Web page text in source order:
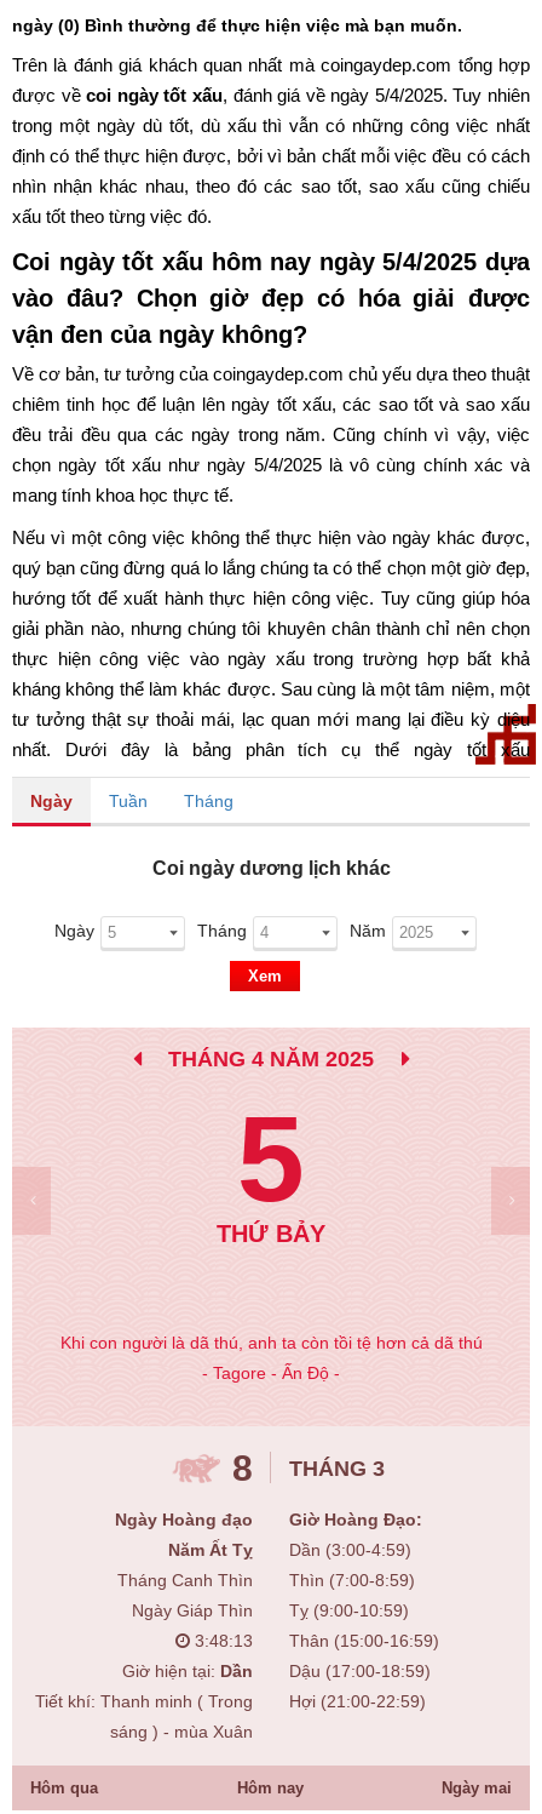
ngày (0) Bình thường để thực hiện việc mà bạn muốn.
Trên là đánh giá khách quan nhất mà coingaydep.com tổng hợp
được vềcoi ngày tốt xấu, đánh giá về ngày 5/4/2025. Tuy nhiên
trong một ngày dù tốt, dù xấu thì vẫn có những công việc nhất
định có thể thực hiện được, bởi vì bản chất mỗi việc đều có cách
nhìn nhận khác nhau, theo đó các sao tốt, sao xấu cũng chiếu
xấu tốt theo từng việc đó.
Coi ngày tốt xấu hôm nay ngày 5/4/2025 dựa
vào đâu? Chọn giờ đẹp có hóa giải được
vận đen của ngày không?
Về cơ bản, tư tưởng của coingaydep.com chủ yếu dựa theo thuật
chiêm tinh học để luận lên ngày tốt xấu, các sao tốt và sao xấu
đều trải đều qua các ngày trong năm. Cũng chính vì vậy, việc
chọn ngày tốt xấu như ngày 5/4/2025 là vô cùng chính xác và
mang tính khoa học thực tế.
Nếu vì một công việc không thể thực hiện vào ngày khác được,
quý bạn cũng đừng quá lo lắng chúng ta có thể chọn một giờ đẹp,
hướng tốt để xuất hành thực hiện công việc. Tuy cũng giúp hóa
giải phần nào, nhưng chúng tôi khuyên chân thành chỉ nên chọn
thực hiện công việc vào ngày xấu trong trường hợp bất khả
kháng không thể làm khác được. Sau cùng là một tâm niệm, một
tư tưởng thật sự thoải mái, lạc quan mới mang lại điều kỳ diệu
nhất. Dưới đây là bảng phân tích cụ thể ngày tốt xấu
ngày 5/4/2025. Chúc quý bạn có một ngày may mắn và tốt lành.
Ngày Tuần Tháng
Coi ngày dương lịch khác
Ngày Tháng Năm
Xem
THÁNG 4 NĂM 2025
5
THỨ BẢY
Khi con người là dã thú, anh ta còn tồi tệ hơn cả dã thú
- Tagore - Ấn Độ -
8
Ngày Hoàng đạo
Năm Ất Tỵ
Tháng Canh Thìn
Ngày Giáp Thìn
3:48:14
Giờ hiện tại: Dần
Tiết khí: Thanh minh ( Trong
sáng ) - mùa Xuân
THÁNG 3
Giờ Hoàng Đạo:
Dần (3:00-4:59)
Thìn (7:00-8:59)
Tỵ (9:00-10:59)
Thân (15:00-16:59)
Dậu (17:00-18:59)
Hợi (21:00-22:59)
Hôm qua Hôm nay Ngày mai